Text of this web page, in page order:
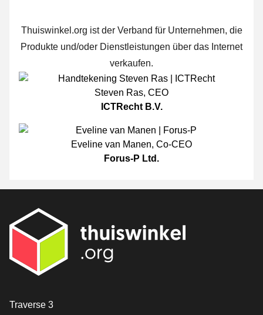
Thuiswinkel.org ist der Verband für Unternehmen, die
Produkte und/oder Dienstleistungen über das Internet
verkaufen.
Steven Ras, CEO
ICTRecht B.V.
Eveline van Manen, Co-CEO
Forus-P Ltd.
[_General:Contact]
Traverse 3